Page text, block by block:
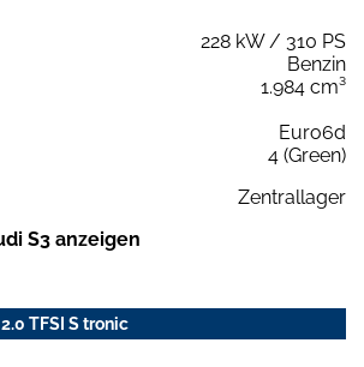
228 kW / 310 PS
Benzin
1.984 cm³
Euro6d
4 (Green)
Zentrallager
S3 anzeigen
TFSI S tronic